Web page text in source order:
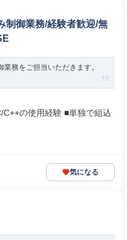
制御業務/経験者歓迎/無
務をご担当いただきます。
の使用経験 ■単独で組込
気になる